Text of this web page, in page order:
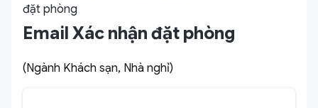
đặt phòng
Email Xác nhận đặt phòng
(Ngành Khách sạn, Nhà nghỉ)